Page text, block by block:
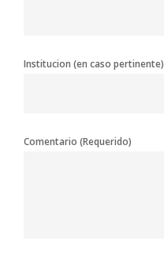
Institucion (en caso pertinente)
Comentario (Requerido)